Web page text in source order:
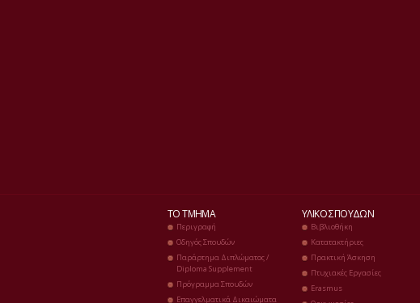
ΤΟ ΤΜΉΜΑ
Περιγραφή
Οδηγός Σπουδών
Παράρτημα Διπλώματος /
Diploma Supplement
Πρόγραμμα Σπουδών
Επαγγελματικά Δικαιώματα
ΥΛΙΚΌ ΣΠΟΥΔΏΝ
Βιβλιοθήκη
Κατατακτήριες
Πρακτική Άσκηση
Πτυχιακές Εργασίες
Erasmus